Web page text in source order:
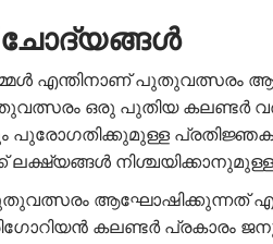
ചോദ്യങ്ങൾ
എന്തിനാണ് പുതുവത്സരം
ഒരു പുതിയ കലണ്ടർ
പുരോഗതിക്കുമുള്ള
ലക്ഷ്യങ്ങൾ
ആഘോഷിക്കുന്നത്
കലണ്ടർ